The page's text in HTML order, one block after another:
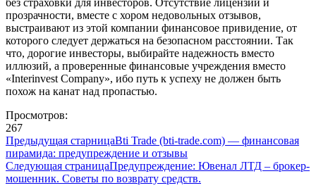
без страховки для инвесторов. Отсутствие лицензий и
прозрачности, вместе с хором недовольных отзывов,
выстраивают из этой компании финансовое привидение, от
которого следует держаться на безопасном расстоянии. Так
что, дорогие инвесторы, выбирайте надежность вместо
иллюзий, а проверенные финансовые учреждения вместо
«Interinvest Company», ибо путь к успеху не должен быть
похож на канат над пропастью.
Просмотров:
267
Предыдущая старницаBti Trade (bti-trade.com) — финансовая
пирамида: предупреждение и отзывы
Следующая страницаПредупреждение: Ювенал ЛТД – брокер-
мошенник. Советы по возврату средств.